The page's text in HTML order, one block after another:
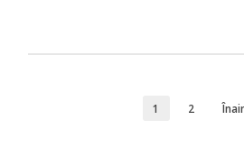
1 2